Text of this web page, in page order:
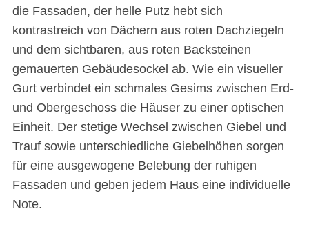
die Fassaden, der helle Putz hebt sich
kontrastreich von Dächern aus roten Dachziegeln
und dem sichtbaren, aus roten Backsteinen
gemauerten Gebäudesockel ab. Wie ein visueller
Gurt verbindet ein schmales Gesims zwischen Erd-
und Obergeschoss die Häuser zu einer optischen
Einheit. Der stetige Wechsel zwischen Giebel und
Trauf sowie unterschiedliche Giebelhöhen sorgen
für eine ausgewogene Belebung der ruhigen
Fassaden und geben jedem Haus eine individuelle
Note.